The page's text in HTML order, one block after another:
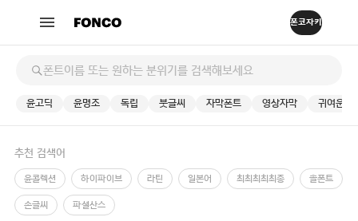
윤고딕 윤명조 독립 붓글씨 자막폰트 영상자막 귀여운
추천 검색어
윤콜렉션 하이파이브 라틴 일본어 최최최최최종 솔폰트
손글씨 파셜산스